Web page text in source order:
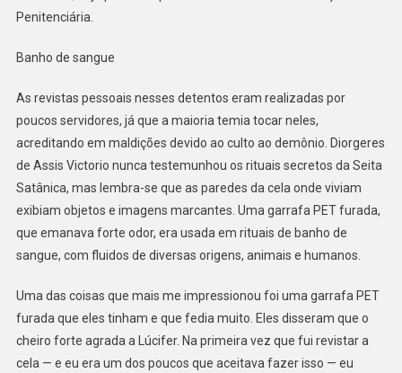
Penitenciária.
Banho de sangue
As revistas pessoais nesses detentos eram realizadas por
poucos servidores, já que a maioria temia tocar neles,
acreditando em maldições devido ao culto ao demônio. Diorgeres
de Assis Victorio nunca testemunhou os rituais secretos da Seita
Satânica, mas lembra-se que as paredes da cela onde viviam
exibiam objetos e imagens marcantes. Uma garrafa PET furada,
que emanava forte odor, era usada em rituais de banho de
sangue, com fluidos de diversas origens, animais e humanos.
Uma das coisas que mais me impressionou foi uma garrafa PET
furada que eles tinham e que fedia muito. Eles disseram que o
cheiro forte agrada a Lúcifer. Na primeira vez que fui revistar a
cela — e eu era um dos poucos que aceitava fazer isso — eu